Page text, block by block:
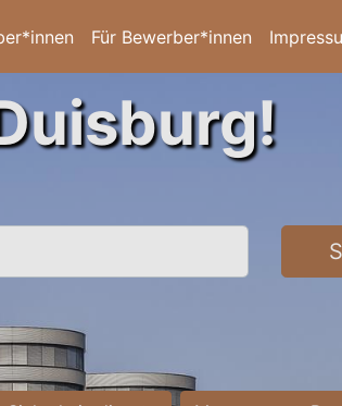
Für Bewerber*innen